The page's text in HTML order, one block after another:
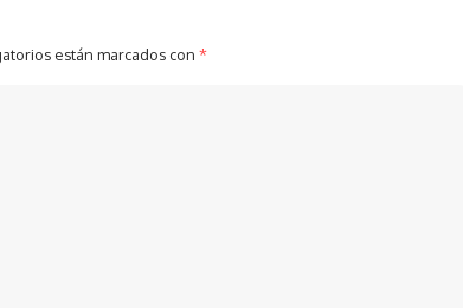
están marcados con *